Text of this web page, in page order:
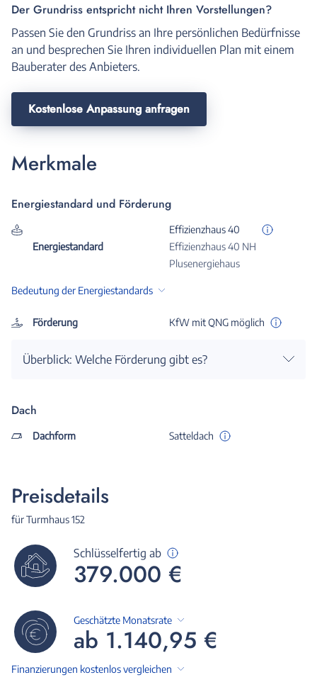
Der Grundriss entspricht nicht Ihren Vorstellungen?
Passen Sie den Grundriss an Ihre persönlichen Bedürfnisse
an und besprechen Sie Ihren individuellen Plan mit einem
Bauberater des Anbieters.
Kostenlose Anpassung anfragen
Merkmale
Energiestandard und Förderung
Energiestandard
Effizienzhaus 40
Effizienzhaus 40 NH
Plusenergiehaus
Bedeutung der Energiestandards
Förderung KfW mit QNG möglich
Überblick: Welche Förderung gibt es?
Dach
Dachform Satteldach
Preisdetails
für Turmhaus 152
Schlüsselfertig ab
379.000 €
Geschätzte Monatsrate
ab 1.140,95 €
Finanzierungen kostenlos vergleichen